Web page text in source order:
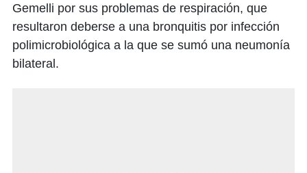
Gemelli por sus problemas de respiración, que
resultaron deberse a una bronquitis por infección
polimicrobiológica a la que se sumó una neumonía
bilateral.